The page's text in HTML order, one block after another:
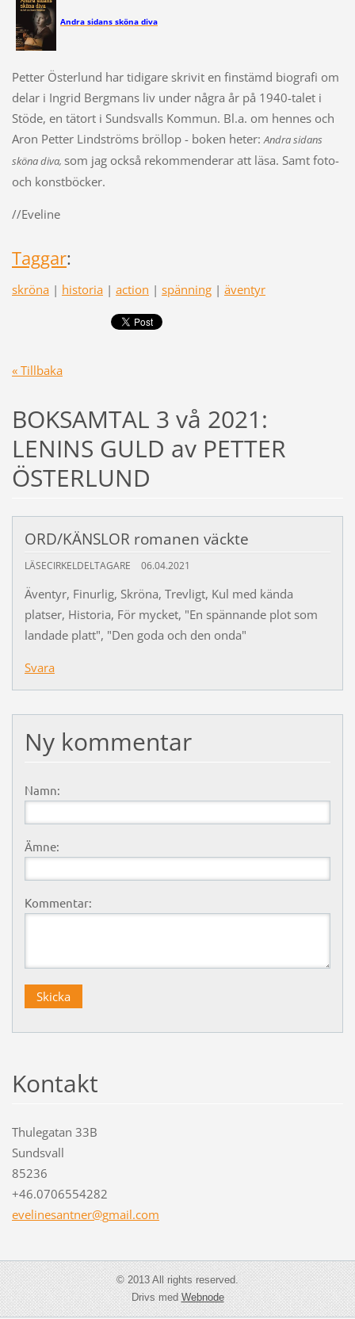
Andra sidans sköna diva
Petter Österlund har tidigare skrivit en finstämd biografi om
delar i Ingrid Bergmans liv under några år på 1940-talet i
Stöde, en tätort i Sundsvalls Kommun. Bl.a. om hennes och
Aron Petter Lindströms bröllop - boken heter: Andra sidans
sköna diva, som jag också rekommenderar att läsa. Samt foto-
och konstböcker.
//Eveline
Taggar:
skröna | historia | action | spänning | äventyr
« Tillbaka
BOKSAMTAL 3 vå 2021:
LENINS GULD av PETTER
ÖSTERLUND
ORD/KÄNSLOR romanen väckte
LÄSECIRKELDELTAGARE 06.04.2021
Äventyr, Finurlig, Skröna, Trevligt, Kul med kända
platser, Historia, För mycket, "En spännande plot som
landade platt", "Den goda och den onda"
Svara
Ny kommentar
Namn:
Ämne:
Kommentar:
Kontakt
Thulegatan 33B
Sundsvall
85236
+46.0706554282
evelinesantner@gmail.com
© 2013 All rights reserved.
Drivs medWebnode